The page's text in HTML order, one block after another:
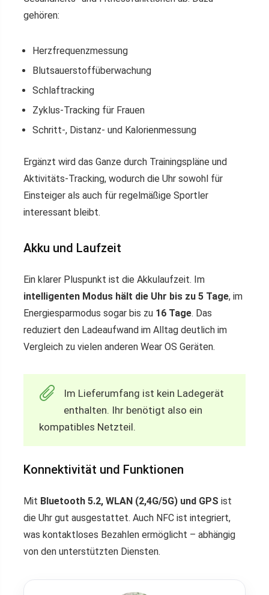
gehören:
Herzfrequenzmessung
Blutsauerstoffüberwachung
Schlaftracking
Zyklus-Tracking für Frauen
Schritt-, Distanz- und Kalorienmessung
Ergänzt wird das Ganze durch Trainingspläne und
Aktivitäts-Tracking, wodurch die Uhr sowohl für
Einsteiger als auch für regelmäßige Sportler
interessant bleibt.
Akku und Laufzeit
Ein klarer Pluspunkt ist die Akkulaufzeit. Im
intelligenten Modus hält die Uhr bis zu 5 Tage, im
Energiesparmodus sogar bis zu 16 Tage. Das
reduziert den Ladeaufwand im Alltag deutlich im
Vergleich zu vielen anderen Wear OS Geräten.
Im Lieferumfang ist kein Ladegerät
enthalten. Ihr benötigt also ein
kompatibles Netzteil.
Konnektivität und Funktionen
Mit Bluetooth 5.2, WLAN (2,4G/5G) und GPS ist
die Uhr gut ausgestattet. Auch NFC ist integriert,
was kontaktloses Bezahlen ermöglicht – abhängig
von den unterstützten Diensten.